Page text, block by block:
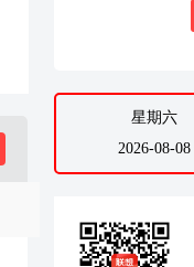
星期六
2026-08-08